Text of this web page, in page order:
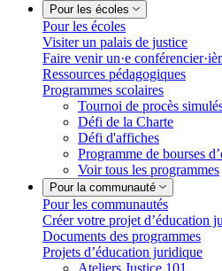
Pour les écoles
Pour les écoles
Visiter un palais de justice
Faire venir un·e
Ressources pédagogiques
Programmes scolaires
Tournoi de procès
Défi de la Charte
Défi d'affiches
Programme de bourses
Voir tous les programmes
Pour la communauté
Pour les communautés
Créer votre projet d’éducation
Documents des programmes
Projets d’éducation juridique
Ateliers Justice 101